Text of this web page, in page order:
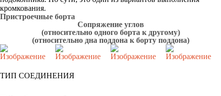
кромкования.
Пристроечные борта
Сопряжение углов
(относительно одного борта к другому)
(относительно дна поддона к борту поддона)
ТИП СОЕДИНЕНИЯ